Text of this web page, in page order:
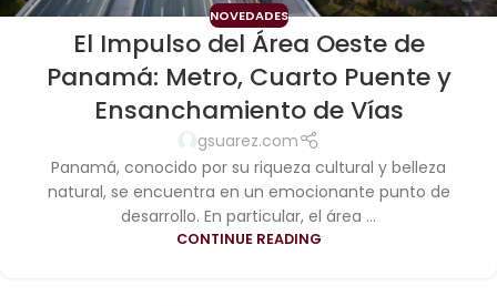
NOVEDADES
El Impulso del Área Oeste de
Panamá: Metro, Cuarto Puente y
Ensanchamiento de Vías
gsuarez.com
Panamá, conocido por su riqueza cultural y belleza
natural, se encuentra en un emocionante punto de
desarrollo. En particular, el área ...
CONTINUE READING